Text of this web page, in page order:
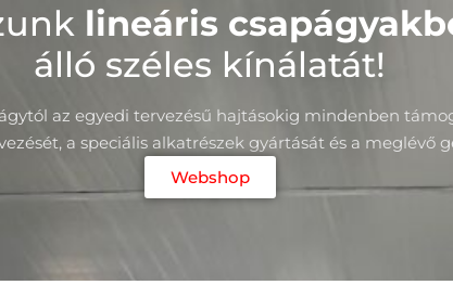
lineáris
álló széles kínálatát!
az egyedi tervezésű hajtásokig mindenben
a speciális alkatrészek gyártását és a meglévő
Webshop